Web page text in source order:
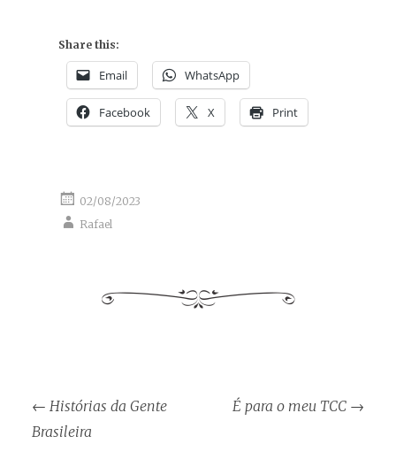
Share this:
Email WhatsApp
Facebook X Print
02/08/2023
Rafael
Post
navigation
← Histórias da Gente
Brasileira
É para o meu TCC →